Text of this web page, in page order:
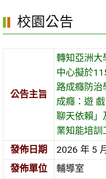
校園公告
公告主旨
轉知亞洲大
中心擬於
路成癮防
成癮：遊
聊天依賴」
業知能培訓
發佈日期
2026 年 5
發佈單位
輔導室